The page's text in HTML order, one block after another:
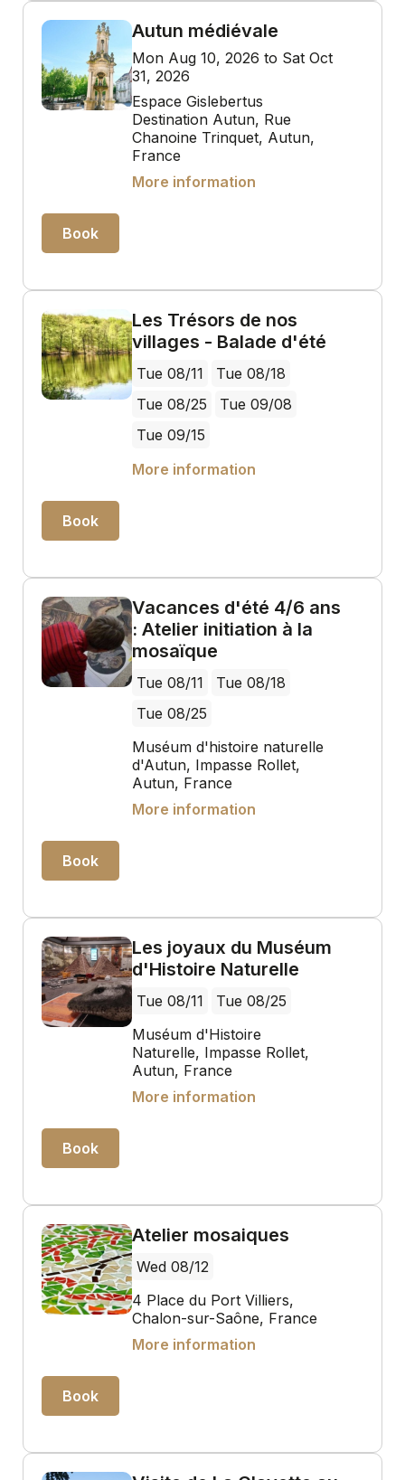
Autun médiévale
Mon Aug 10, 2026 to Sat Oct
31, 2026
Espace Gislebertus
Destination Autun, Rue
Chanoine Trinquet, Autun,
France
More information
Book
Les Trésors de nos
villages - Balade d'été
Tue 08/11
Tue 08/18
Tue 08/25
Tue 09/08
Tue 09/15
More information
Book
Vacances d'été 4/6 ans
: Atelier initiation à la
mosaïque
Tue 08/11
Tue 08/18
Tue 08/25
Muséum d'histoire naturelle
d'Autun, Impasse Rollet,
Autun, France
More information
Book
Les joyaux du Muséum
d'Histoire Naturelle
Tue 08/11
Tue 08/25
Muséum d'Histoire
Naturelle, Impasse Rollet,
Autun, France
More information
Book
Atelier mosaiques
Wed 08/12
4 Place du Port Villiers,
Chalon-sur-Saône, France
More information
Book